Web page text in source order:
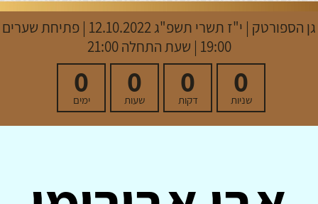
גן הספורטק | י"ז תשרי תשפ"ג
12.10.2022 | פתיחת שערים
19:00 | שעת התחלה 21:00
0
שניות
0
דקות
0
שעות
0
ימים